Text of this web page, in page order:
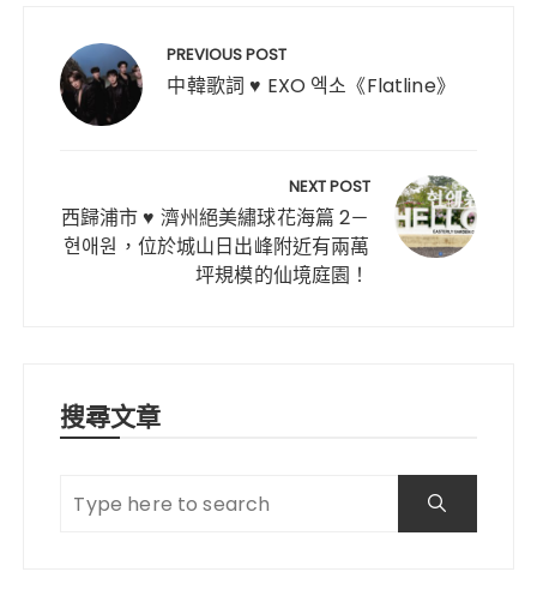
e
b
o
k
te
r
re
st A
PREVIOUS POST
中韓歌詞 ♥ EXO 엑소《Flatline》
NEXT POST
西歸浦市 ♥ 濟州絕美繡球花海篇 2－
현애원，位於城山日出峰附近有兩萬
坪規模的仙境庭園！
搜尋文章